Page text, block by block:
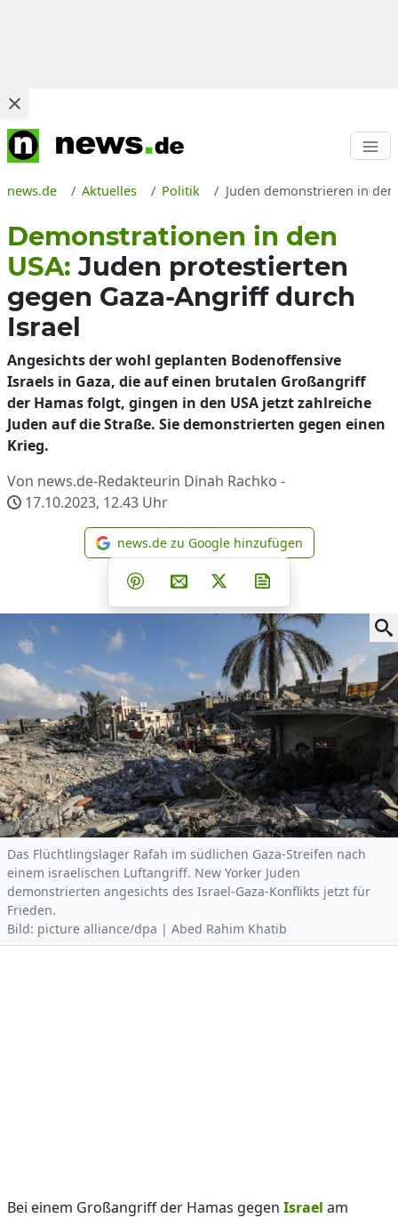
news.de Aktuelles Politik Juden demonstrieren in
Demonstrationen in den
USA:Juden protestierten
gegen Gaza-Angriff durch
Israel
Angesichts der wohl geplanten Bodenoffensive
Israels in Gaza, die auf einen brutalen Großangriff
der Hamas folgt, gingen in den USA jetzt zahlreiche
Juden auf die Straße. Sie demonstrierten gegen einen
Krieg.
Von news.de-Redakteurin Dinah Rachko -
17.10.2023, 12.43 Uhr
news.de zu Google
news.de zu Google hinzufügen
Teilen auf Facebook
Teilen auf Whatsapp
Teilen auf Telegram
Teilen auf Pinterest
Per E-Mail teilen
Post auf X
Das Flüchtlingslager Rafah im südlichen Gaza-Streifen nach
einem israelischen Luftangriff. New Yorker Juden
demonstrierten angesichts des Israel-Gaza-Konflikts jetzt für
Frieden.
Bild: picture alliance/dpa | Abed Rahim Khatib
Bei einem Großangriff der Hamas gegen Israel am